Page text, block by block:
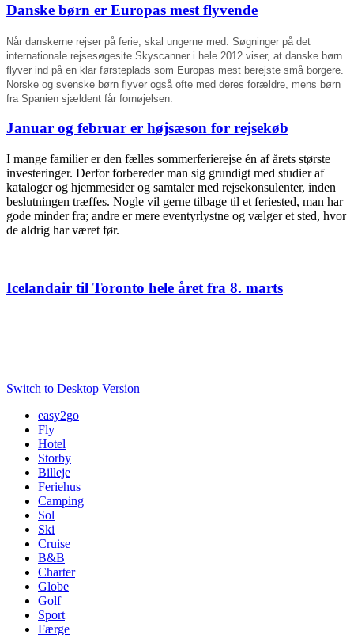
Danske børn er Europas mest flyvende
Når danskerne rejser på ferie, skal ungerne med. Søgninger på det
internationale rejsesøgesite Skyscanner i hele 2012 viser, at danske børn
flyver ind på en klar førsteplads som Europas mest berejste små borgere.
Norske og svenske børn flyver også ofte med deres forældre, mens børn
fra Spanien sjældent får fornøjelsen.
Januar og februar er højsæson for rejsekøb
I mange familier er den fælles sommerferierejse én af årets største
investeringer. Derfor forbereder man sig grundigt med studier af
kataloger og hjemmesider og samtaler med rejsekonsulenter, inden
beslutningen træffes. Nogle vil gerne tilbage til et feriested, man har
gode minder fra; andre er mere eventyrlystne og vælger et sted, hvor
de aldrig har været før.
Icelandair til Toronto hele året fra 8. marts
Switch to Desktop Version
easy2go
Fly
Hotel
Storby
Billeje
Feriehus
Camping
Sol
Ski
Cruise
B&B
Charter
Globe
Golf
Sport
Færge